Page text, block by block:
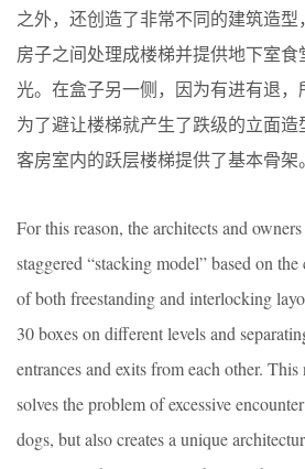
之外，还创造了非常不同的建筑造型
房子之间处理成楼梯并提供地下室食
光。在盒子另一侧，因为有进有退，
为了避让楼梯就产生了跌级的立面造
客房室内的跃层楼梯提供了基本骨架。
For this reason, the architects and
staggered “stacking model” based on the
of both freestanding and interlocking
30 boxes on different levels and
entrances and exits from each other.
solves the problem of excessive
dogs, but also creates a unique